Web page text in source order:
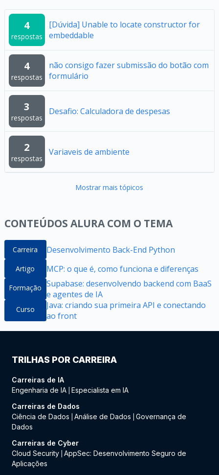
4
respostas
[Dúvida] Unable to locate constructor for
embeddable
4
respostas
não consigo fazer submissão do botão com
formulário
3
respostas
Desafio: Calculadora de despesas
2
respostas
Variaveis de ambiente
Mostrar mais tópicos
CONTEÚDOS ALURA COM O TEMA
Carreira Desenvolvimento Back-End Python
Artigo MCP: o que é, como funciona e diferenças
Formação Supabase: desenvolvendo backend com BaaS
e agentes de IA
Curso
Java: criando sua primeira API e conectando
ao front
TRILHAS POR CARREIRA
Carreiras de IA
Engenharia de IA Especialista em IA
Carreiras de Dados
Ciência de Dados
Análise de Dados
Governança de
Dados
Carreiras de Cyber
Cloud Security AppSec: Desenvolvimento Seguro de
Aplicações